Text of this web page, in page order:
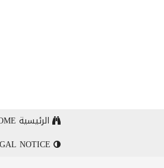
الرئيسية HOME